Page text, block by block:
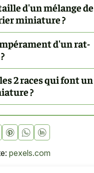
d'un mélange de
miniature ?
d'un rat-
2 races qui font un
?
pexels.com